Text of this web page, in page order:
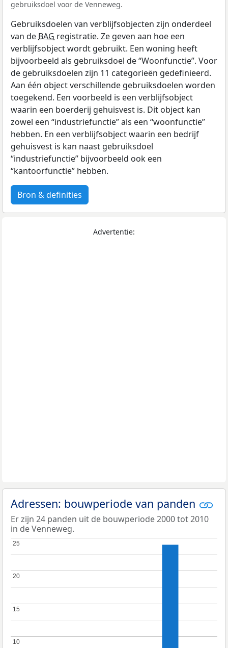
gebruiksdoel voor de Venneweg.
Gebruiksdoelen van verblijfsobjecten zijn onderdeel
van de BAG registratie. Ze geven aan hoe een
verblijfsobject wordt gebruikt. Een woning heeft
bijvoorbeeld als gebruiksdoel de “Woonfunctie”. Voor
de gebruiksdoelen zijn 11 categorieën gedefinieerd.
Aan één object verschillende gebruiksdoelen worden
toegekend. Een voorbeeld is een verblijfsobject
waarin een boerderij gehuisvest is. Dit object kan
zowel een “industriefunctie” als een “woonfunctie”
hebben. En een verblijfsobject waarin een bedrijf
gehuisvest is kan naast gebruiksdoel
“industriefunctie” bijvoorbeeld ook een
“kantoorfunctie” hebben.
Bron & definities
Advertentie:
Adressen: bouwperiode van panden
Er zijn 24 panden uit de bouwperiode 2000 tot 2010
in de Venneweg.
10
10
15
15
20
20
25
25